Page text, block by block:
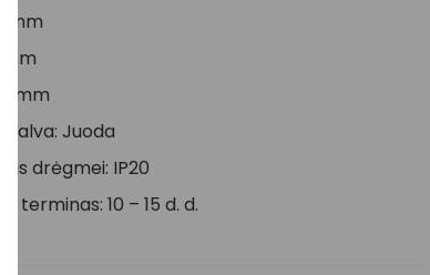
mm
mm
mm
Juoda
drėgmei: IP20
terminas: 10 – 15 d. d.